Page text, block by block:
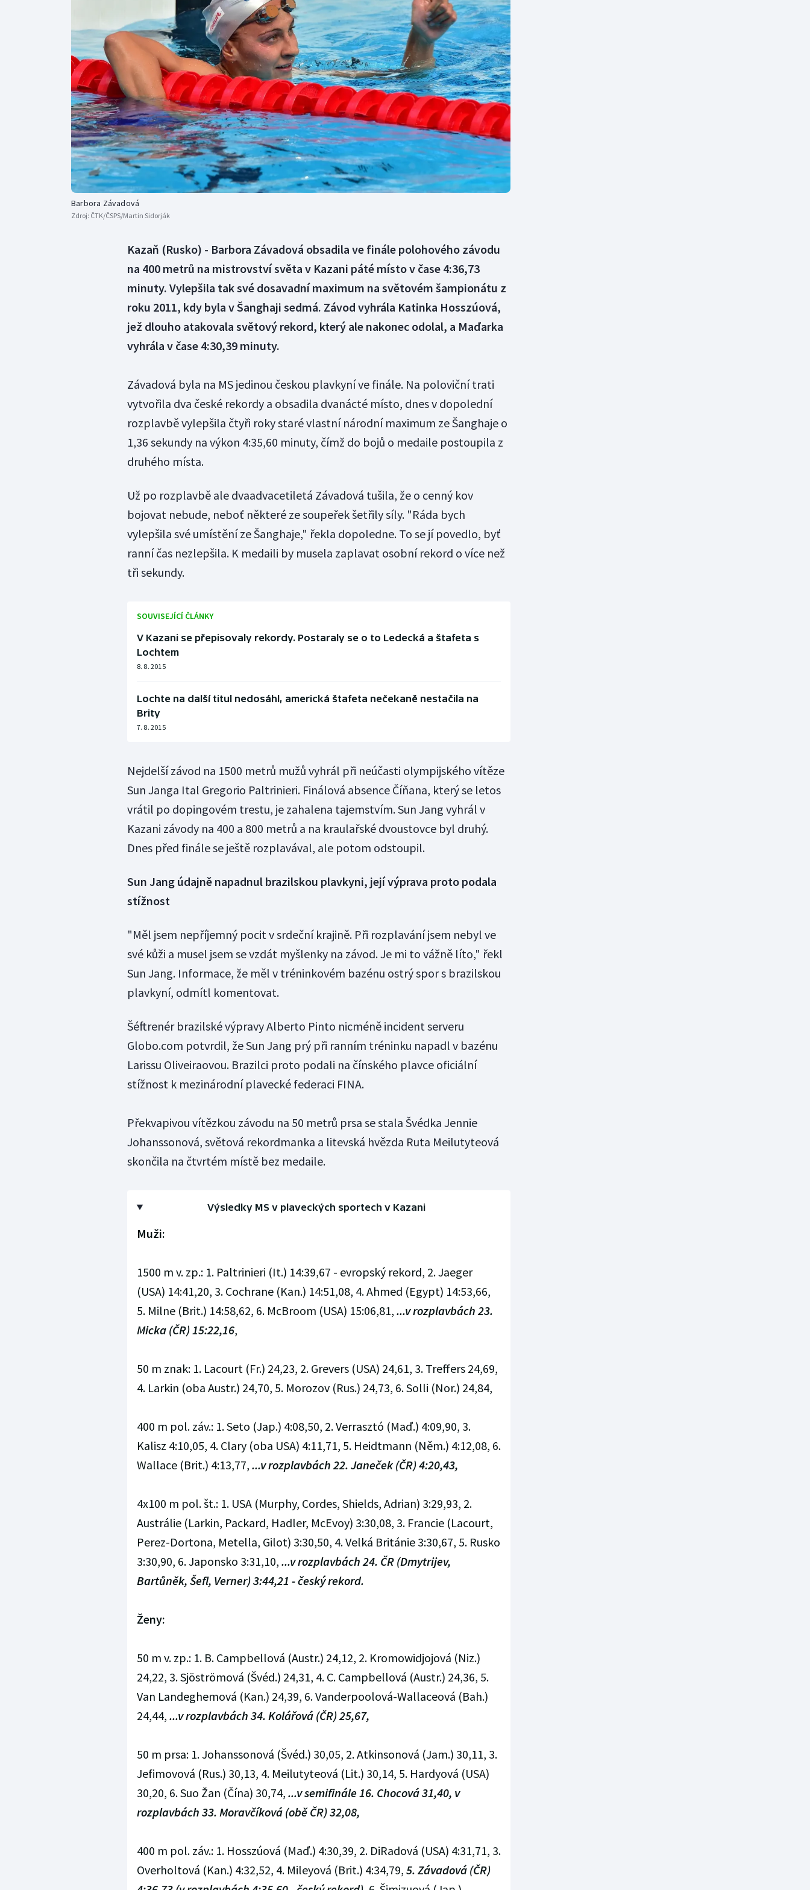
Curling
Dostihy
Florbal
Futsal
Golf
Gymnastika
Moderní pětiboj
Motorsport
Olympijské hry
Parasport
Plavání
Plážový volejbal
Triatlon
Veslování
Vodní slalom
Volejbal
Ostatní
Barbora Závadová
Zdroj: ČTK/ČSPS/Martin Sidorják
Kazaň (Rusko) - Barbora Závadová obsadila ve finále polohového závodu
na 400 metrů na mistrovství světa v Kazani páté místo v čase 4:36,73
minuty. Vylepšila tak své dosavadní maximum na světovém šampionátu z
roku 2011, kdy byla v Šanghaji sedmá. Závod vyhrála Katinka Hosszúová,
jež dlouho atakovala světový rekord, který ale nakonec odolal, a Maďarka
vyhrála v čase 4:30,39 minuty.
Závadová byla na MS jedinou českou plavkyní ve finále. Na poloviční trati
vytvořila dva české rekordy a obsadila dvanácté místo, dnes v dopolední
rozplavbě vylepšila čtyři roky staré vlastní národní maximum ze Šanghaje o
1,36 sekundy na výkon 4:35,60 minuty, čímž do bojů o medaile postoupila z
druhého místa.
Už po rozplavbě ale dvaadvacetiletá Závadová tušila, že o cenný kov
bojovat nebude, neboť některé ze soupeřek šetřily síly. "Ráda bych
vylepšila své umístění ze Šanghaje," řekla dopoledne. To se jí povedlo, byť
ranní čas nezlepšila. K medaili by musela zaplavat osobní rekord o více než
tři sekundy.
SOUVISEJÍCÍ ČLÁNKY
V Kazani se přepisovaly rekordy. Postaraly se o to Ledecká a štafeta s
Lochtem
8. 8. 2015
Lochte na další titul nedosáhl, americká štafeta nečekaně nestačila na
Brity
7. 8. 2015
Nejdelší závod na 1500 metrů mužů vyhrál při neúčasti olympijského vítěze
Sun Janga Ital Gregorio Paltrinieri. Finálová absence Číňana, který se letos
vrátil po dopingovém trestu, je zahalena tajemstvím. Sun Jang vyhrál v
Kazani závody na 400 a 800 metrů a na kraulařské dvoustovce byl druhý.
Dnes před finále se ještě rozplavával, ale potom odstoupil.
Sun Jang údajně napadnul brazilskou plavkyni, její výprava proto podala
stížnost
"Měl jsem nepříjemný pocit v srdeční krajině. Při rozplavání jsem nebyl ve
své kůži a musel jsem se vzdát myšlenky na závod. Je mi to vážně líto," řekl
Sun Jang. Informace, že měl v tréninkovém bazénu ostrý spor s brazilskou
plavkyní, odmítl komentovat.
Šéftrenér brazilské výpravy Alberto Pinto nicméně incident serveru
Globo.com potvrdil, že Sun Jang prý při ranním tréninku napadl v bazénu
Larissu Oliveiraovou. Brazilci proto podali na čínského plavce oficiální
stížnost k mezinárodní plavecké federaci FINA.
Překvapivou vítězkou závodu na 50 metrů prsa se stala Švédka Jennie
Johanssonová, světová rekordmanka a litevská hvězda Ruta Meilutyteová
skončila na čtvrtém místě bez medaile.
Výsledky MS v plaveckých sportech v Kazani
Muži:
1500 m v. zp.: 1. Paltrinieri (It.) 14:39,67 - evropský rekord, 2. Jaeger
(USA) 14:41,20, 3. Cochrane (Kan.) 14:51,08, 4. Ahmed (Egypt) 14:53,66,
5. Milne (Brit.) 14:58,62, 6. McBroom (USA) 15:06,81, ...v rozplavbách 23.
Micka (ČR) 15:22,16,
50 m znak: 1. Lacourt (Fr.) 24,23, 2. Grevers (USA) 24,61, 3. Treffers 24,69,
4. Larkin (oba Austr.) 24,70, 5. Morozov (Rus.) 24,73, 6. Solli (Nor.) 24,84,
400 m pol. záv.: 1. Seto (Jap.) 4:08,50, 2. Verrasztó (Maď.) 4:09,90, 3.
Kalisz 4:10,05, 4. Clary (oba USA) 4:11,71, 5. Heidtmann (Něm.) 4:12,08, 6.
Wallace (Brit.) 4:13,77, ...v rozplavbách 22. Janeček (ČR) 4:20,43,
4x100 m pol. št.: 1. USA (Murphy, Cordes, Shields, Adrian) 3:29,93, 2.
Austrálie (Larkin, Packard, Hadler, McEvoy) 3:30,08, 3. Francie (Lacourt,
Perez-Dortona, Metella, Gilot) 3:30,50, 4. Velká Británie 3:30,67, 5. Rusko
3:30,90, 6. Japonsko 3:31,10, ...v rozplavbách 24. ČR (Dmytrijev,
Bartůněk, Šefl, Verner) 3:44,21 - český rekord.
Ženy:
50 m v. zp.: 1. B. Campbellová (Austr.) 24,12, 2. Kromowidjojová (Niz.)
24,22, 3. Sjöströmová (Švéd.) 24,31, 4. C. Campbellová (Austr.) 24,36, 5.
Van Landeghemová (Kan.) 24,39, 6. Vanderpoolová-Wallaceová (Bah.)
24,44, ...v rozplavbách 34. Kolářová (ČR) 25,67,
50 m prsa: 1. Johanssonová (Švéd.) 30,05, 2. Atkinsonová (Jam.) 30,11, 3.
Jefimovová (Rus.) 30,13, 4. Meilutyteová (Lit.) 30,14, 5. Hardyová (USA)
30,20, 6. Suo Žan (Čína) 30,74, ...v semifinále 16. Chocová 31,40, v
rozplavbách 33. Moravčíková (obě ČR) 32,08,
400 m pol. záv.: 1. Hosszúová (Maď.) 4:30,39, 2. DiRadová (USA) 4:31,71, 3.
Overholtová (Kan.) 4:32,52, 4. Mileyová (Brit.) 4:34,79, 5. Závadová (ČR)